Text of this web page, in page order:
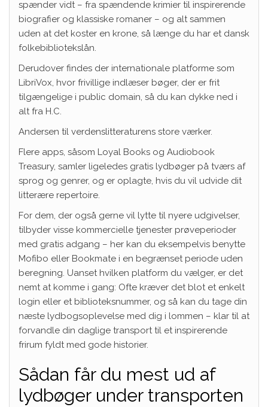
spænder vidt – fra spændende krimier til inspirerende
biografier og klassiske romaner – og alt sammen
uden at det koster en krone, så længe du har et dansk
folkebibliotekslån.
Derudover findes der internationale platforme som
LibriVox, hvor frivillige indlæser bøger, der er frit
tilgængelige i public domain, så du kan dykke ned i
alt fra H.C.
Andersen til verdenslitteraturens store værker.
Flere apps, såsom Loyal Books og Audiobook
Treasury, samler ligeledes gratis lydbøger på tværs af
sprog og genrer, og er oplagte, hvis du vil udvide dit
litterære repertoire.
For dem, der også gerne vil lytte til nyere udgivelser,
tilbyder visse kommercielle tjenester prøveperioder
med gratis adgang – her kan du eksempelvis benytte
Mofibo eller Bookmate i en begrænset periode uden
beregning. Uanset hvilken platform du vælger, er det
nemt at komme i gang: Ofte kræver det blot et enkelt
login eller et biblioteksnummer, og så kan du tage din
næste lydbogsoplevelse med dig i lommen – klar til at
forvandle din daglige transport til et inspirerende
frirum fyldt med gode historier.
Sådan får du mest ud af
lydbøger under transporten